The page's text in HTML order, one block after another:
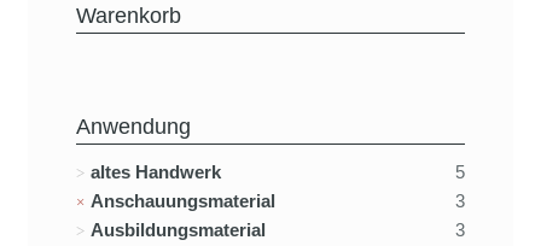
Warenkorb
Anwendung
altes Handwerk
5
Anschauungsmaterial
3
Ausbildungsmaterial
3